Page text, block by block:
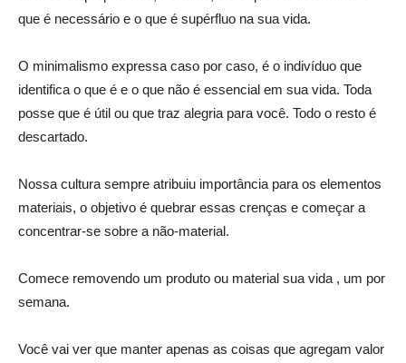
que é necessário e o que é supérfluo na sua vida.
O minimalismo expressa caso por caso, é o indivíduo que
identifica o que é e o que não é essencial em sua vida. Toda
posse que é útil ou que traz alegria para você. Todo o resto é
descartado.
Nossa cultura sempre atribuiu importância para os elementos
materiais, o objetivo é quebrar essas crenças e começar a
concentrar-se sobre a não-material.
Comece removendo um produto ou material sua vida , um por
semana.
Você vai ver que manter apenas as coisas que agregam valor